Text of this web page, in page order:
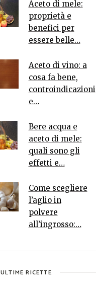
Aceto di mele:
proprietà e
benefici per
essere belle…
Aceto di vino: a
cosa fa bene,
controindicazioni
e…
Bere acqua e
aceto di mele:
quali sono gli
effetti e…
Come scegliere
l’aglio in
polvere
all’ingrosso:…
ULTIME RICETTE